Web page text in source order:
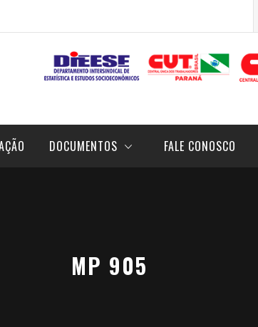
DOCUMENTOS FALE CONOSCO
MP 905